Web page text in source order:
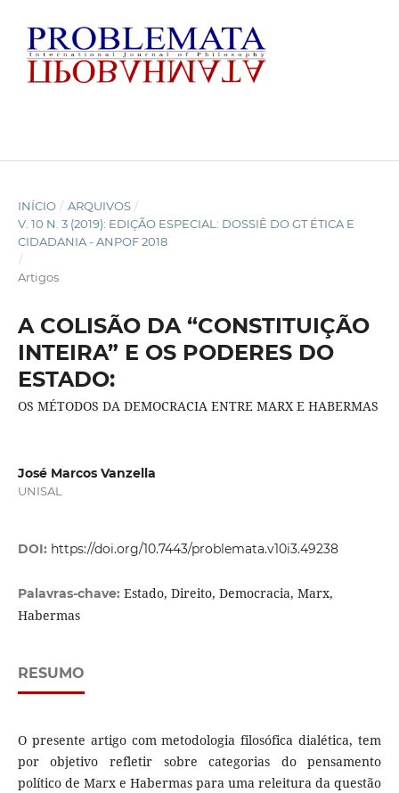
INÍCIO / ARQUIVOS /
V. 10 N. 3 (2019): EDIÇÃO ESPECIAL: DOSSIÊ DO GT ÉTICA E
CIDADANIA - ANPOF 2018
/
Artigos
A COLISÃO DA “CONSTITUIÇÃO
INTEIRA” E OS PODERES DO
ESTADO:
OS MÉTODOS DA DEMOCRACIA ENTRE MARX E HABERMAS
José Marcos Vanzella
UNISAL
DOI: https://doi.org/10.7443/problemata.v10i3.49238
Palavras-chave: Estado, Direito, Democracia, Marx,
Habermas
RESUMO
O presente artigo com metodologia filosófica dialética, tem
por objetivo refletir sobre categorias do pensamento
político de Marx e Habermas para uma releitura da questão